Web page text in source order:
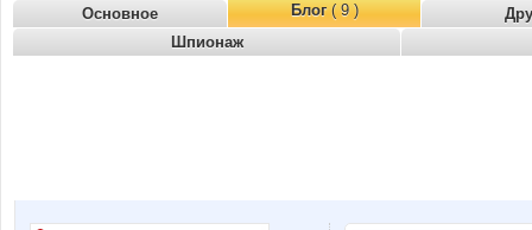
Основное Блог( 9 )
Шпионаж